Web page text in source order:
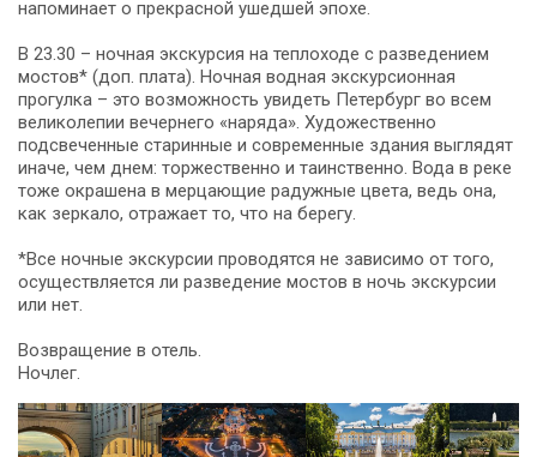
напоминает о прекрасной ушедшей эпохе.
В 23.30 – ночная экскурсия на теплоходе с разведением
мостов* (доп. плата). Ночная водная экскурсионная
прогулка – это возможность увидеть Петербург во всем
великолепии вечернего «наряда». Художественно
подсвеченные старинные и современные здания выглядят
иначе, чем днем: торжественно и таинственно. Вода в реке
тоже окрашена в мерцающие радужные цвета, ведь она,
как зеркало, отражает то, что на берегу.
*Все ночные экскурсии проводятся не зависимо от того,
осуществляется ли разведение мостов в ночь экскурсии
или нет.
Возвращение в отель.
Ночлег.